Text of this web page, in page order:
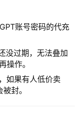
账号密码的代充
没过期，无法叠加
操作。
如果有人低价卖
封。